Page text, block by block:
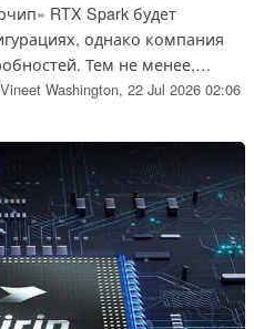
RTX Spark будет
однако компания
Тем не менее,
некоторый свет на
Vineet Washington, 22 Jul 2026 02:06